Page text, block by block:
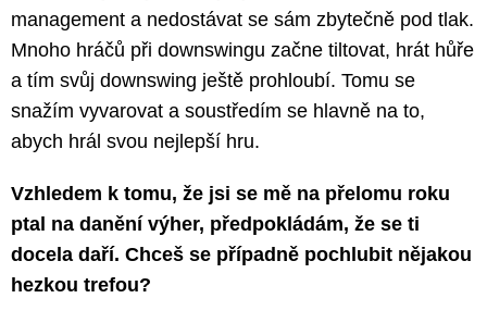
management a nedostávat se sám zbytečně pod tlak.
Mnoho hráčů při downswingu začne tiltovat, hrát hůře
a tím svůj downswing ještě prohloubí. Tomu se
snažím vyvarovat a soustředím se hlavně na to,
abych hrál svou nejlepší hru.
Vzhledem k tomu, že jsi se mě na přelomu roku
ptal na danění výher, předpokládám, že se ti
docela daří. Chceš se případně pochlubit nějakou
hezkou trefou?